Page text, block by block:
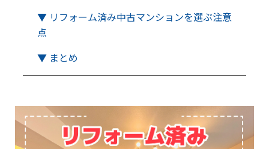
▼ リフォーム済み中古マンションを選ぶ注意
点
▼ まとめ